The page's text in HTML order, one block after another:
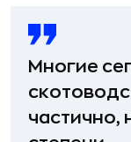
Многие
частично,